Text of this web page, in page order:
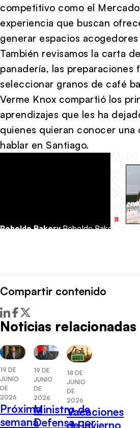
competitivo como el Mercado
experiencia que buscan
generar espacios
También revisamos la carta
panadería, las preparaciones
seleccionar granos de café
Verme Knox compartió los
aprendizajes que les ha
quienes quieran conocer
hablar en Santiago.
Compartir contenido
Noticias relacionadas
19 DE
JUNIO
DE
2026
Próxima
semana
19 DE
JUNIO
DE
2026
Ministro de
Defensa por
18 DE
JUNIO
DE
2026
Vacaciones
de invierno